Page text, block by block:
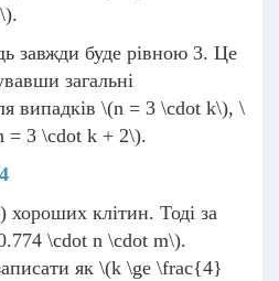
.
завжди буде рівною 3. Це
загальні
випадків \(n = 3 \cdot k\), \
= 3 \cdot k + 2\).
хороших клітин. Тоді за
\cdot n \cdot m\).
як \(k \ge \frac{4}